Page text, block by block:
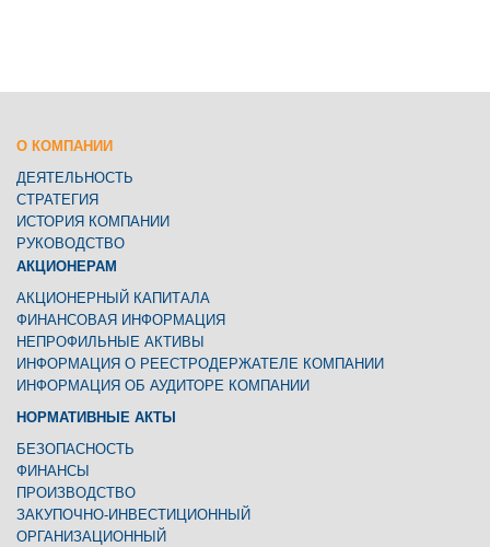
O КОМПАНИИ
ДЕЯТЕЛЬНОСТЬ
СТРАТЕГИЯ
ИСТОРИЯ КОМПАНИИ
РУКОВОДСТВО
АКЦИОНЕРАМ
АКЦИОНЕРНЫЙ КАПИТАЛА
ФИНАНСОВАЯ ИНФОРМАЦИЯ
НЕПРОФИЛЬНЫЕ АКТИВЫ
ИНФОРМАЦИЯ О РЕЕСТРОДЕРЖАТЕЛЕ КОМПАНИИ
ИНФОРМАЦИЯ ОБ АУДИТОРЕ КОМПАНИИ
НОРМАТИВНЫЕ АКТЫ
БЕЗОПАСНОСТЬ
ФИНАНСЫ
ПРОИЗВОДСТВО
ЗАКУПОЧНО-ИНВЕСТИЦИОННЫЙ
ОРГАНИЗАЦИОННЫЙ